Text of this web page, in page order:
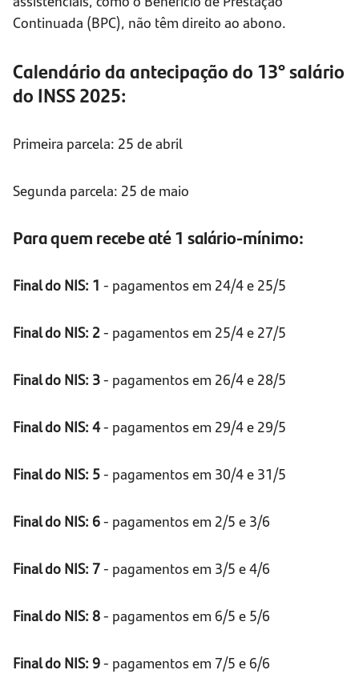
Continuada (BPC), não têm direito ao abono.
Calendário da antecipação do 13° salário
do INSS 2025:
Primeira parcela: 25 de abril
Segunda parcela: 25 de maio
Para quem recebe até 1 salário-mínimo:
Final do NIS: 1 - pagamentos em 24/4 e 25/5
Final do NIS: 2- pagamentos em 25/4 e 27/5
Final do NIS: 3- pagamentos em 26/4 e 28/5
Final do NIS: 4- pagamentos em 29/4 e 29/5
Final do NIS: 5- pagamentos em 30/4 e 31/5
Final do NIS: 6- pagamentos em 2/5 e 3/6
Final do NIS: 7- pagamentos em 3/5 e 4/6
Final do NIS: 8- pagamentos em 6/5 e 5/6
Final do NIS: 9- pagamentos em 7/5 e 6/6